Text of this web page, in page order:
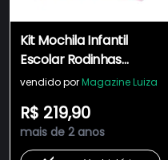
Kit Mochila Infantil
Escolar Rodinhas
Minnie Tam G
vendido porMagazine Luiza
R$ 219,90
mais de 2 anos